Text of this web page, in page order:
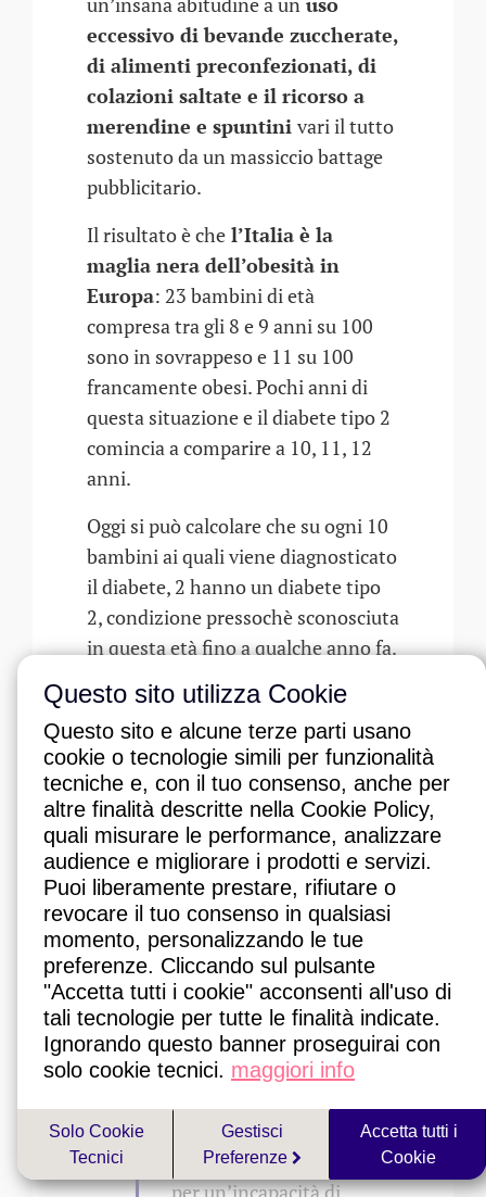
Questo sito utilizza Cookie
Questo sito e alcune terze parti usano
cookie o tecnologie simili per funzionalità
tecniche e, con il tuo consenso, anche per
altre finalità descritte nella Cookie Policy,
quali misurare le performance, analizzare
audience e migliorare i prodotti e servizi.
Puoi liberamente prestare, rifiutare o
revocare il tuo consenso in qualsiasi
momento, personalizzando le tue
preferenze. Cliccando sul pulsante
"Accetta tutti i cookie" acconsenti all'uso di
tali tecnologie per tutte le finalità indicate.
Ignorando questo banner proseguirai con
solo cookie tecnici. maggiori info
Solo Cookie
Tecnici
Gestisci
Preferenze
Accetta tutti i
Cookie
eccessivo di bevande zuccherate,
di alimenti preconfezionati, di
colazioni saltate e il ricorso a
merendine e spuntini vari il tutto
sostenuto da un massiccio battage
pubblicitario.
Il risultato è che l’Italia è la
maglia nera dell’obesità in
Europa: 23 bambini di età
compresa tra gli 8 e 9 anni su 100
sono in sovrappeso e 11 su 100
francamente obesi. Pochi anni di
questa situazione e il diabete tipo 2
comincia a comparire a 10, 11, 12
anni.
Oggi si può calcolare che su ogni 10
bambini ai quali viene diagnosticato
il diabete, 2 hanno un diabete tipo
2, condizione pressochè sconosciuta
in questa età fino a qualche anno fa.
Questo fenomeno è destinato ad
aumentare come purtroppo ci
insegna l’esperienza americana. In
quel Paese il diabete tipo 2 è un
problema talmente importante da
avere reso necessario il tentativo di
codificare il trattamento di questi
bambini redigendo una apposita
linea guida.
Ora, questo può essere
visto come un doveroso
atto da parte della classe
medica e dei medici
In realtà è un’amara
sconfitta. Vuol dire che